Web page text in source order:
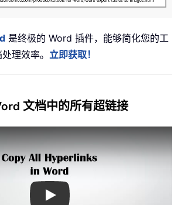
是终极的 Word 插件，能够简化您的工
理效率。 立即获取！
文档中的所有超链接
Play